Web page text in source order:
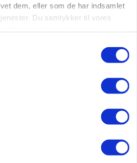
dem, eller som de har indsamlet
Du samtykker til vores
03. aug.